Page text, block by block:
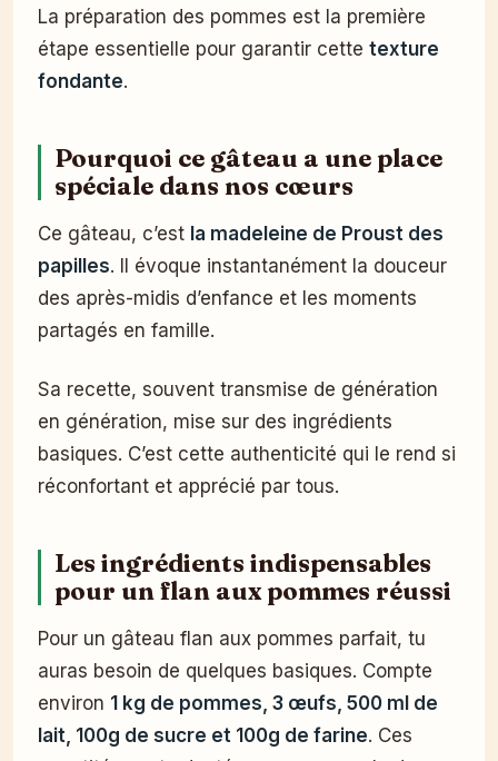
La préparation des pommes est la première
étape essentielle pour garantir cette texture
fondante.
Pourquoi ce gâteau a une place
spéciale dans nos cœurs
Ce gâteau, c’est la madeleine de Proust des
papilles. Il évoque instantanément la douceur
des après-midis d’enfance et les moments
partagés en famille.
Sa recette, souvent transmise de génération
en génération, mise sur des ingrédients
basiques. C’est cette authenticité qui le rend si
réconfortant et apprécié par tous.
Les ingrédients indispensables
pour un flan aux pommes réussi
Pour un gâteau flan aux pommes parfait, tu
auras besoin de quelques basiques. Compte
environ 1 kg de pommes, 3 œufs, 500 ml de
lait, 100g de sucre et 100g de farine. Ces